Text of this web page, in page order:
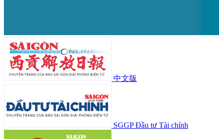
中文版
SGGP Đầu tư Tài chính